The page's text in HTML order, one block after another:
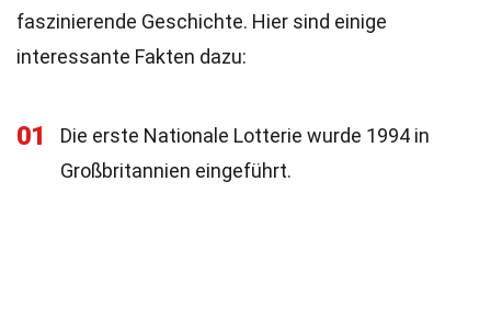
faszinierende Geschichte. Hier sind einige
interessante Fakten dazu:
01
Die erste Nationale Lotterie wurde 1994 in
Großbritannien eingeführt.